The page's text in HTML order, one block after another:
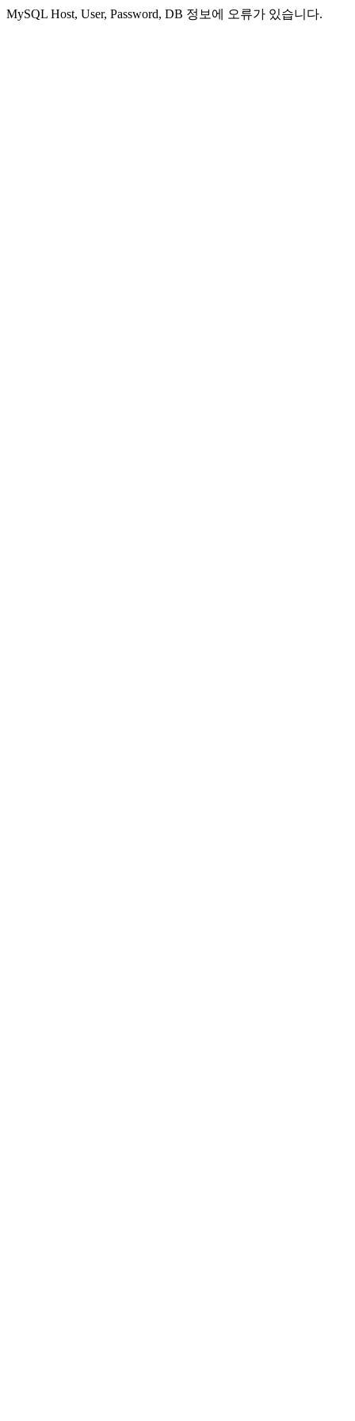
MySQL Host, User, Password, DB 정보에 오류가 있습니다.